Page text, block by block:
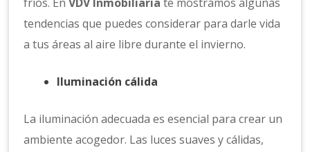
tendencias que puedes considerar para darle vida
a tus áreas al aire libre durante el invierno.
Iluminación cálida
La iluminación adecuada es esencial para crear un
ambiente acogedor. Las luces suaves y cálidas,